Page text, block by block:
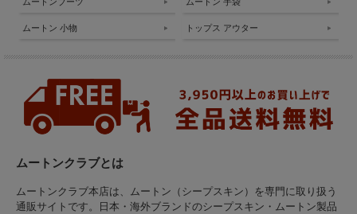
ムートン 小物 トップス アウター
ムートンクラブとは
ムートンクラブ本店は、ムートン（シープスキン）を専門に取り扱う
通販サイトです。日本・海外ブランドのシープスキン・ムートン製品